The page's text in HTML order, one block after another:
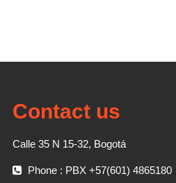
Contact us
Calle 35 N 15-32, Bogotá
Phone : PBX +57(601) 4865180